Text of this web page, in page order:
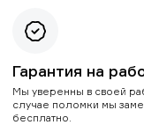
Гарантия на
Мы уверенны в своей
случае поломки мы
бесплатно.